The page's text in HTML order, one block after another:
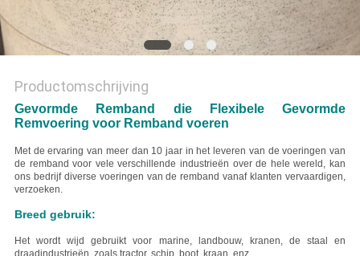
Productomschrijving
Gevormde Remband die Flexibele Gevormde
Remvoering voor Remband voeren
Met de ervaring van meer dan 10 jaar in het leveren van de voeringen van
de remband voor vele verschillende industrieën over de hele wereld, kan
ons bedrijf diverse voeringen van de remband vanaf klanten vervaardigen,
verzoeken.
Breed gebruik:
Het wordt wijd gebruikt voor marine, landbouw, kranen, de staal en